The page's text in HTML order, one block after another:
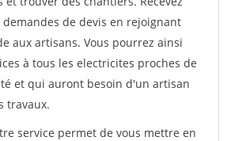
de devis en rejoignant
aux artisans. Vous pourrez ainsi
à tous les electricites proches de
et qui auront besoin d'un artisan
travaux.
service permet de vous mettre en